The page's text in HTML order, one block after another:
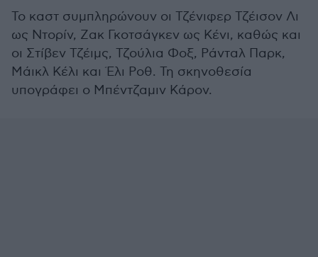
Το καστ συμπληρώνουν οι Τζένιφερ Τζέισον Λι
ως Ντορίν, Ζακ Γκοτσάγκεν ως Κένι, καθώς και
οι Στίβεν Τζέιμς, Τζούλια Φοξ, Ράνταλ Παρκ,
Μάικλ Κέλι και Έλι Ροθ. Τη σκηνοθεσία
υπογράφει ο Μπέντζαμιν Κάρον.